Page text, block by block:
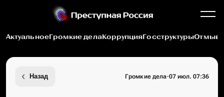
АктуальноеГромкие делаКоррупцияГосструктуры
Назад Громкие дела·07 июл. 07:36